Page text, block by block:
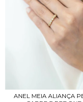
ANEL MEIA ALIANÇA